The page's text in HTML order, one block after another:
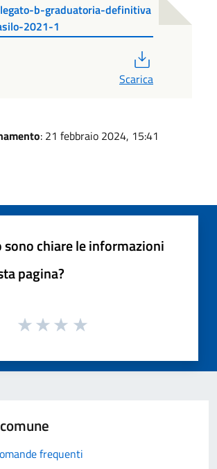
b-graduatoria-definitiva
2021-1
Scarica
: 21 febbraio 2024, 15:41
sono chiare le informazioni
pagina?
frequenti